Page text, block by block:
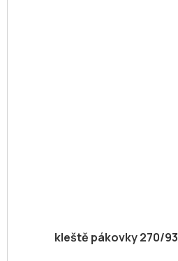
kleště pákovky 270/